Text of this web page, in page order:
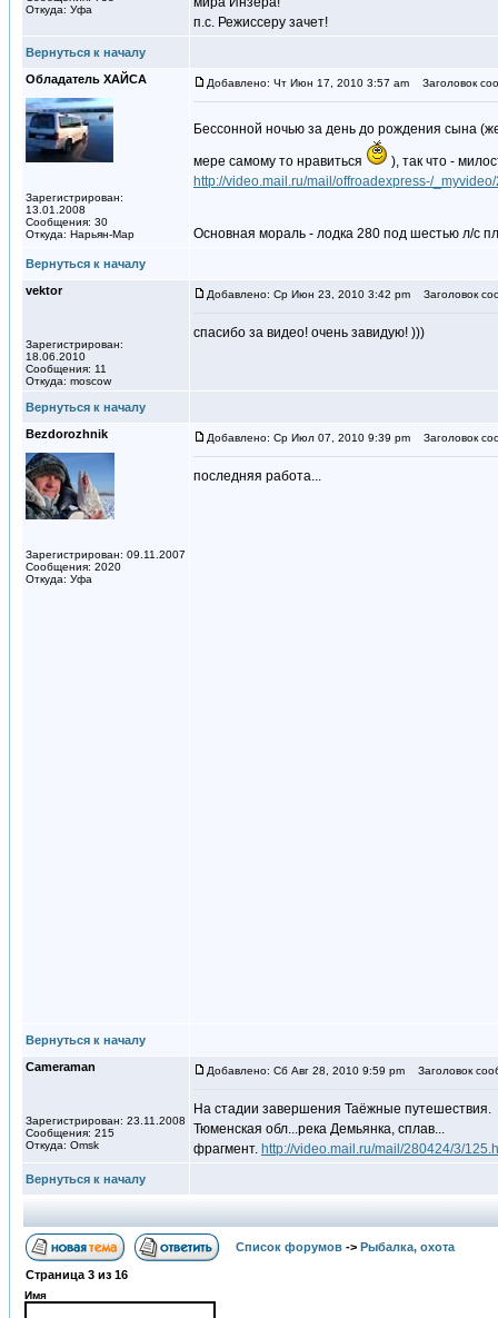
Откуда: Уфа
п.с. Режиссеру зачет!
Вернуться к началу
Обладатель ХАЙСА
Зарегистрирован:
13.01.2008
Сообщения: 30
Откуда: Нарьян-Мар
Добавлено: Чт Июн 17, 2010 3:57 am Заголовок
Бессонной ночью за день до рождения сына
мере самому то нравиться
), так что -
http://video.mail.ru/mail/offroadexpress-/_myvideo/
Основная мораль - лодка 280 под шестью л/с
Вернуться к началу
vektor
Зарегистрирован:
18.06.2010
Сообщения: 11
Откуда: moscow
Добавлено: Ср Июн 23, 2010 3:42 pm Заголовок
спасибо за видео! очень завидую! )))
Вернуться к началу
Bezdorozhnik
Зарегистрирован: 09.11.2007
Сообщения: 2020
Откуда: Уфа
Добавлено: Ср Июл 07, 2010 9:39 pm Заголовок
последняя работа...
Вернуться к началу
Cameraman
Зарегистрирован: 23.11.2008
Сообщения: 215
Откуда: Omsk
Добавлено: Сб Авг 28, 2010 9:59 pm Заголовок
На стадии завершения Таёжные путешествия.
Тюменская обл...река Демьянка, сплав...
фрагмент. http://video.mail.ru/mail/280424/3/
Вернуться к началу
Список форумов -> Рыбалка, охота
Страница 3 из 16
Имя